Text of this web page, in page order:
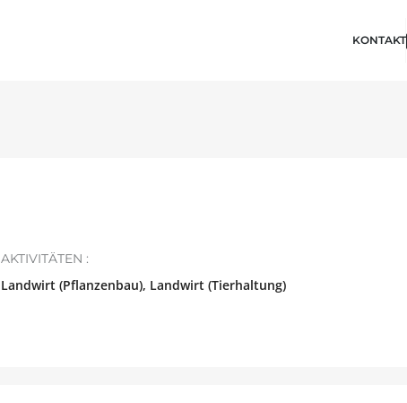
KONTAKT
AKTIVITÄTEN :
Landwirt (Pflanzenbau), Landwirt (Tierhaltung)